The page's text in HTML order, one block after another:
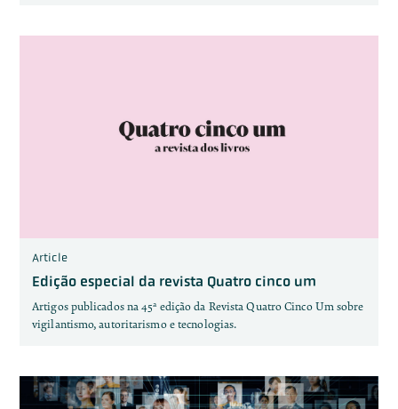
Article
Edição especial da revista Quatro cinco um
Artigos publicados na 45ª edição da Revista Quatro Cinco Um sobre
vigilantismo, autoritarismo e tecnologias.